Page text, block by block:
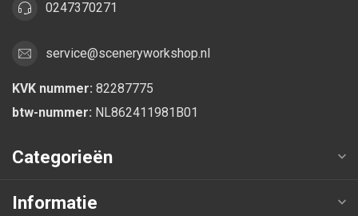
0247370271
service@sceneryworkshop.nl
KVK nummer: 82287775
btw-nummer: NL862411981B01
Categorieën
Informatie